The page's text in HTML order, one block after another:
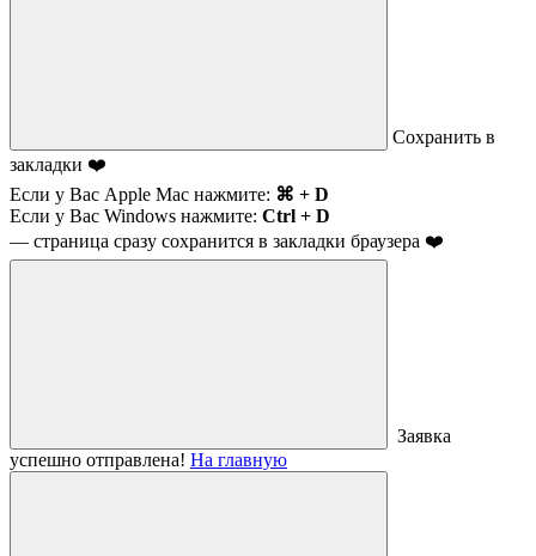
Сохранить в
закладки ❤️
Если у Вас Apple Mac нажмите: ⌘ + D
Если у Вас Windows нажмите: Ctrl + D
— страница сразу сохранится в закладки браузера ❤️
Заявка
успешно отправлена! На главную